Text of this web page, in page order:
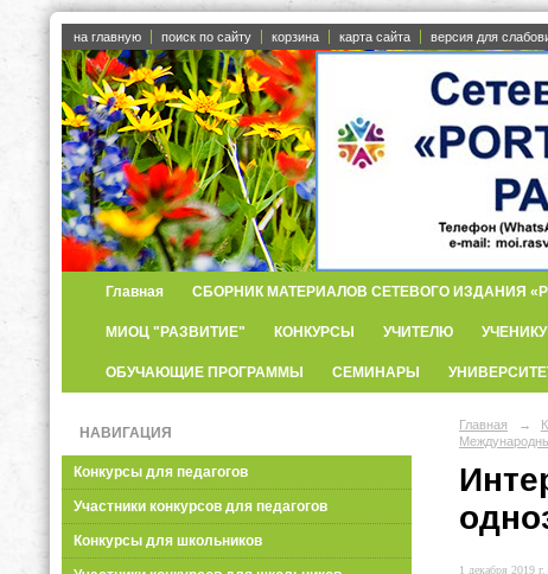
на главную поиск по сайту корзина карта сайта версия для
Главная СБОРНИК МАТЕРИАЛОВ СЕТЕВОГО ИЗДАНИЯ
МИОЦ "РАЗВИТИЕ" КОНКУРСЫ УЧИТЕЛЮ УЧЕНИКУ
ОБУЧАЮЩИЕ ПРОГРАММЫ СЕМИНАРЫ
НАВИГАЦИЯ
Конкурсы для педагогов
Участники конкурсов для педагогов
Конкурсы для школьников
Главная →
1 декабря 2019 г.